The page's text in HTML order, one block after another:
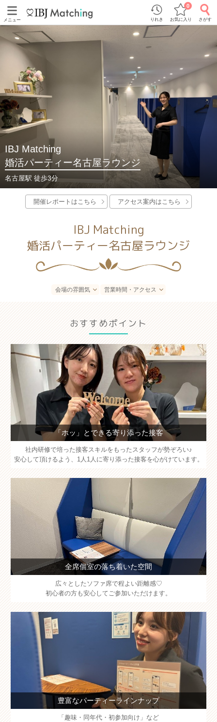
メニュー りれき お気に入り
0
さがす
IBJ Matching
婚活パーティー名古屋ラウンジ
名古屋駅 徒歩3分
開催レポートはこちら アクセス案内はこちら
IBJ Matching
婚活パーティー名古屋ラウンジ
会場の雰囲気 営業時間・アクセス
おすすめポイント
「ホッ」とできる寄り添った接客
社内研修で培った接客スキルをもったスタッフが勢ぞろい♪
安心して頂けるよう、1人1人に寄り添った接客を心がけています。
全席個室の落ち着いた空間
広々としたソファ席で程よい距離感♡
初心者の方も安心してご参加いただけます。
豊富なパーティーラインナップ
「趣味・同年代・初参加向け」など